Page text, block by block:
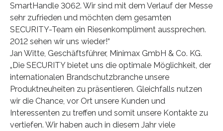
SmartHandle 3062. Wir sind mit dem Verlauf der Messe
sehr zufrieden und möchten dem gesamten
SECURITY-Team ein Riesenkompliment aussprechen.
2012 sehen wir uns wieder!“
Jan Witte, Geschäftsführer, Minimax GmbH & Co. KG.
„Die SECURITY bietet uns die optimale Möglichkeit, der
internationalen Brandschutzbranche unsere
Produktneuheiten zu präsentieren. Gleichfalls nutzen
wir die Chance, vor Ort unsere Kunden und
Interessenten zu treffen und somit unsere Kontakte zu
vertiefen. Wir haben auch in diesem Jahr viele